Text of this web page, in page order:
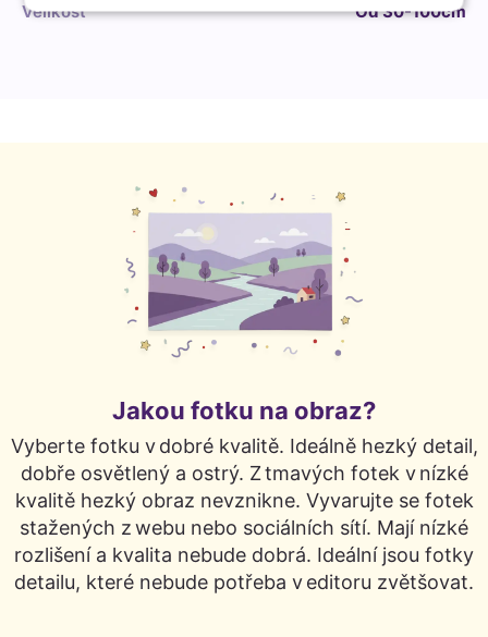
Velikost Od 30-100cm
Jakou fotku na obraz?
Vyberte fotku v dobré kvalitě. Ideálně hezký detail,
dobře osvětlený a ostrý. Z tmavých fotek v nízké
kvalitě hezký obraz nevznikne. Vyvarujte se fotek
stažených z webu nebo sociálních sítí. Mají nízké
rozlišení a kvalita nebude dobrá. Ideální jsou fotky
detailu, které nebude potřeba v editoru zvětšovat.
Nezbytně
Výkonové
Soubory